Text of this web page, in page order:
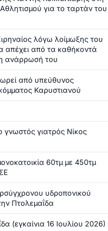
για το ταρτάν του
λόγω λοίμωξης του
απέχει από τα καθήκοντά
ανάρρωσή του
από υπεύθυνος
Καρυστιανού
γιατρός Νίκος
60τμ με 450τμ
υδροπονικού
Πτολεμαΐδα
(εγκαίνια 16 Ιουλίου 2026)